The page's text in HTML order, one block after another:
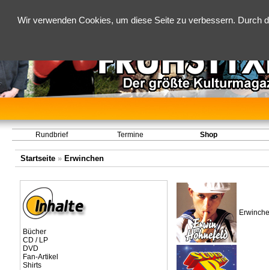
Wir verwenden Cookies, um diese Seite zu verbessern.
Rundbrief Termine Shop
Startseite» Erwinchen
Bücher
CD / LP
DVD
Fan-Artikel
Shirts